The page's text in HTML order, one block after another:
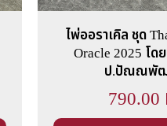
ไพ่ออราเคิล ชุด
Oracle 2025 โด
ป.ปัณณพั
790.00